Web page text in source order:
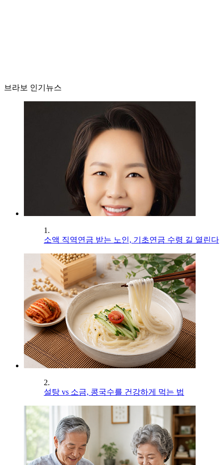
브라보 인기뉴스
1.
소액 직역연금 받는 노인, 기초연금 수령 길 열린다
2.
설탕 vs 소금, 콩국수를 건강하게 먹는 법